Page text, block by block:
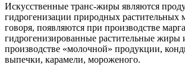
Искусственные транс-жиры являются
гидрогенизации природных растительных
говоря, появляются при производстве
гидрогенизированные растительные жиры
производстве «молочной» продукции,
выпечки, карамели, мороженого.